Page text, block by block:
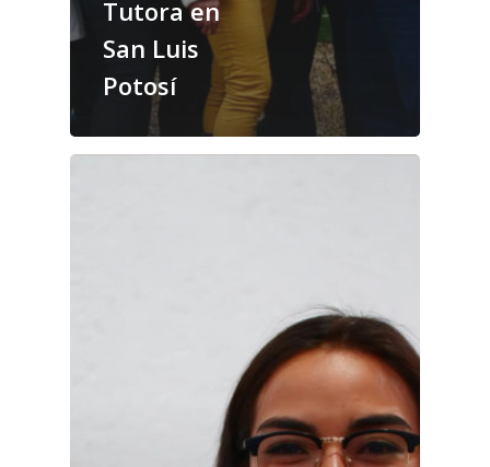
Tutora en
San Luis
Potosí